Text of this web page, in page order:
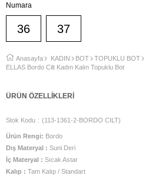
Numara
36 37
Anasayfa KADIN BOT
TOPUKLU BOT
ELLAS Bordo Cilt Kadın Kalın Topuklu Bot
ÜRÜN ÖZELLIKLERI
Stok Kodu (113-1361-2-BORDO CILT)
Ürün Rengi: Bordo
Dış Materyal : Suni Deri
İç Materyal : Sıcak Astar
Kalıp : Tam Kalıp / Standart